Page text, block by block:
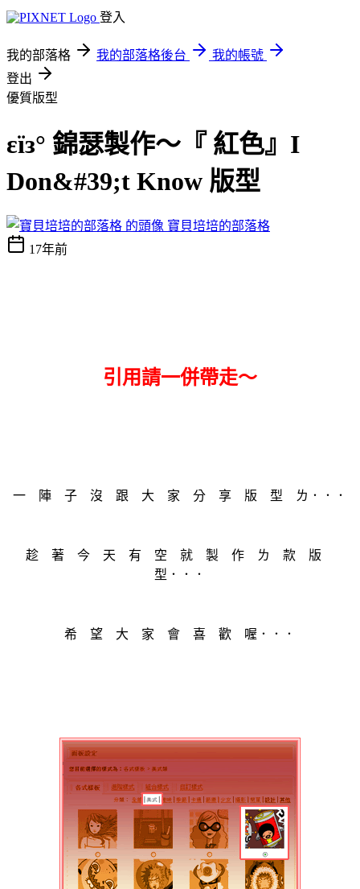
登入
我的部落格 我的部落格後台
我的帳號
登出
優質版型
εїз° 錦瑟製作～『 紅色』I
Don&#39;t Know 版型
寶貝培培的部落格
17年前
引用請一併帶走～
一 陣 子 沒 跟 大 家 分 享 版 型 ㄌ．．．
趁 著 今 天 有 空 就 製 作 ㄌ 款 版
型．．．
希 望 大 家 會 喜 歡 喔．．．